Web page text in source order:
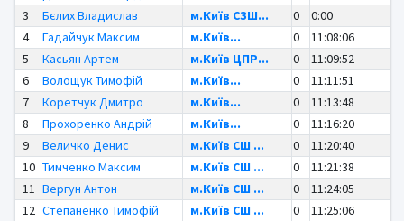
3
Бєлих Владислав м.Київ СЗШ... 0
0:00
4
Гадайчук Максим м.Київ... 0
11:08:06
5
Касьян Артем м.Київ ЦПР... 0
11:09:52
6
Волощук Тимофій м.Київ... 0
11:11:51
7
Коретчук Дмитро м.Київ... 0
11:13:48
8
Прохоренко Андрій м.Київ... 0
11:16:20
9
Величко Денис м.Київ СШ ... 0
11:20:40
10 Тимченко Максим м.Київ СШ ... 0
11:21:38
11 Вергун Антон м.Київ СШ ... 0
11:24:05
12 Степаненко Тимофій м.Київ СШ ... 0
11:25:06